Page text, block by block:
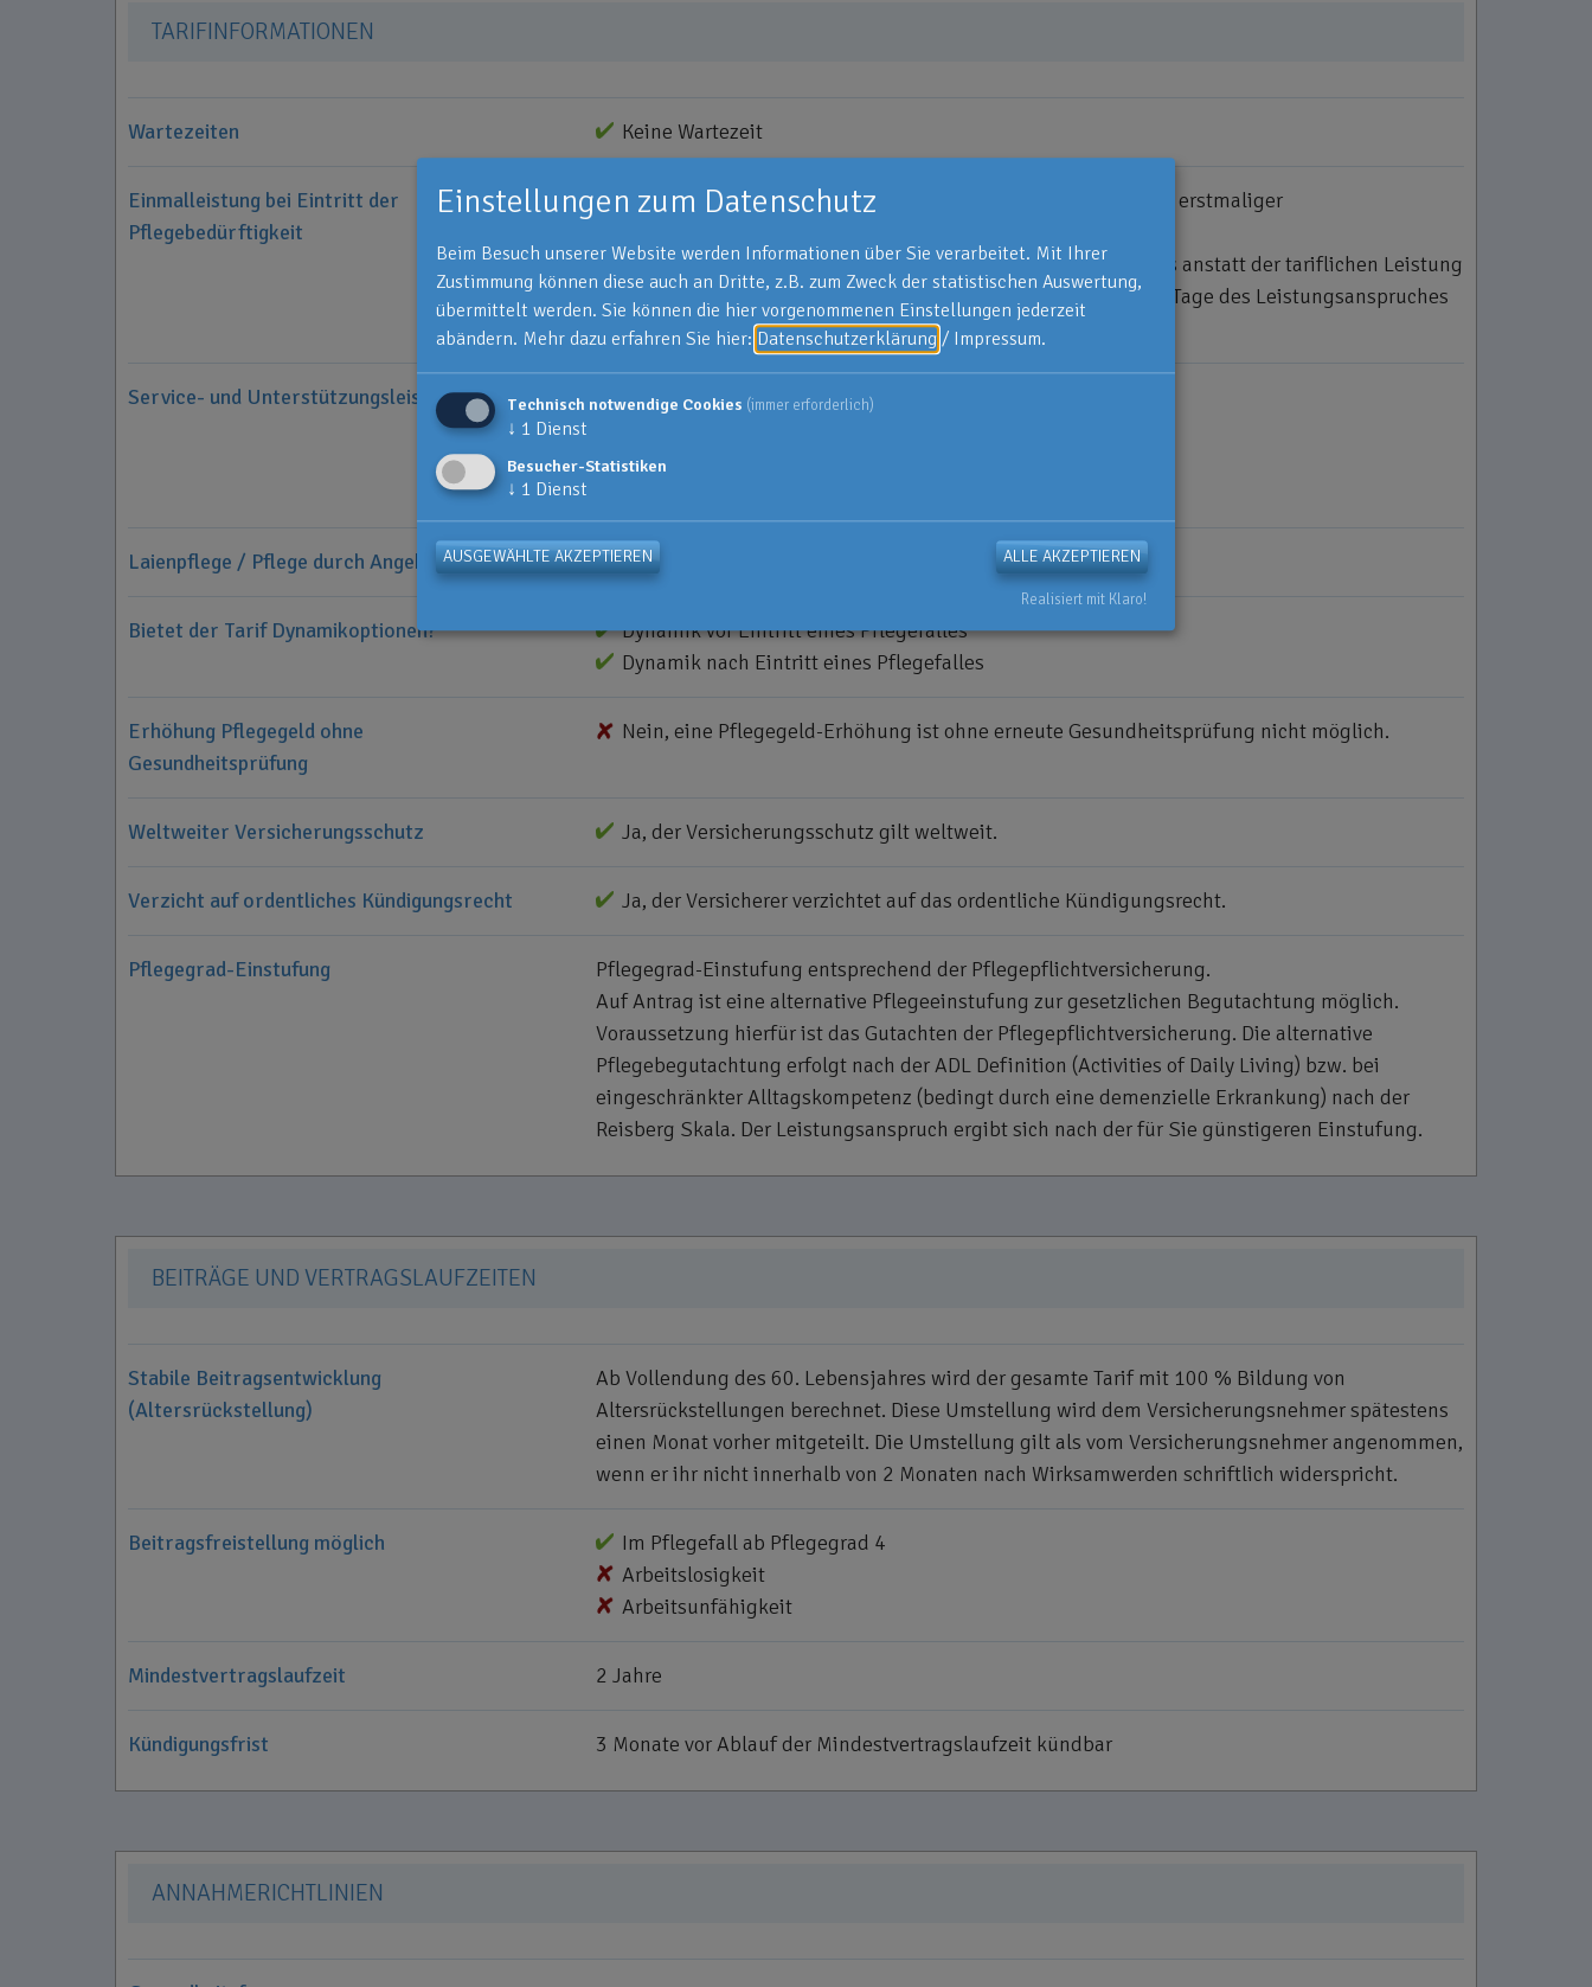
TARIFINFORMATIONEN
Wartezeiten Keine Wartezeit
Einmalleistung bei Eintritt der
Pflegebedürftigkeit
Extrazahlung: Einmalig 3-facher versicherter Tagessatz bei erstmaliger
Unfallhilfe: In den ersten 30 Tagen des Leistungsanspruchs anstatt der tariflichen Leistung
das 4-fache des versicherten Tagessatzes. Für weitere 120 Tage des Leistungsanspruches
das 2-fache des versicherten Tagessatzes.
Service- und Unterstützungsleistungen
Hausnotruf
Pflegebegleitung und Organisation
Laienpflege / Pflege durch Angehörige Ja, die Pflege durch Laien ist mitversichert.
Bietet der Tarif Dynamikoptionen?
Dynamik vor Eintritt eines Pflegefalles
Dynamik nach Eintritt eines Pflegefalles
Erhöhung Pflegegeld ohne
Gesundheitsprüfung
Nein, eine Pflegegeld-Erhöhung ist ohne erneute Gesundheitsprüfung nicht möglich.
Weltweiter Versicherungsschutz Ja, der Versicherungsschutz gilt weltweit.
Verzicht auf ordentliches Kündigungsrecht Ja, der Versicherer verzichtet auf das ordentliche Kündigungsrecht.
Pflegegrad-Einstufung
Pflegegrad-Einstufung entsprechend der Pflegepflichtversicherung.
Auf Antrag ist eine alternative Pflegeeinstufung zur gesetzlichen Begutachtung möglich.
Voraussetzung hierfür ist das Gutachten der Pflegepflichtversicherung. Die alternative
Pflegebegutachtung erfolgt nach der ADL Definition (Activities of Daily Living) bzw. bei
eingeschränkter Alltagskompetenz (bedingt durch eine demenzielle Erkrankung) nach der
Reisberg Skala. Der Leistungsanspruch ergibt sich nach der für Sie günstigeren Einstufung.
BEITRÄGE UND VERTRAGSLAUFZEITEN
Stabile Beitragsentwicklung
(Altersrückstellung)
Ab Vollendung des 60. Lebensjahres wird der gesamte Tarif mit 100 % Bildung von
Altersrückstellungen berechnet. Diese Umstellung wird dem Versicherungsnehmer spätestens
einen Monat vorher mitgeteilt. Die Umstellung gilt als vom Versicherungsnehmer angenommen,
wenn er ihr nicht innerhalb von 2 Monaten nach Wirksamwerden schriftlich widerspricht.
Beitragsfreistellung möglich
Im Pflegefall ab Pflegegrad 4
Arbeitslosigkeit
Arbeitsunfähigkeit
Mindestvertragslaufzeit 2 Jahre
Kündigungsfrist 3 Monate vor Ablauf der Mindestvertragslaufzeit kündbar
ANNAHMERICHTLINIEN
Einstellungen zum Datenschutz
Beim Besuch unserer Website werden Informationen über Sie verarbeitet. Mit Ihrer
Zustimmung können diese auch an Dritte, z.B. zum Zweck der statistischen Auswertung,
übermittelt werden. Sie können die hier vorgenommenen Einstellungen jederzeit
abändern. Mehr dazu erfahren Sie hier: Datenschutzerklärung / Impressum.
Technisch notwendige Cookies (immer erforderlich)
↓ 1 Dienst
Besucher-Statistiken
↓ 1 Dienst
AUSGEWÄHLTE AKZEPTIEREN ALLE AKZEPTIEREN
Realisiert mit Klaro!